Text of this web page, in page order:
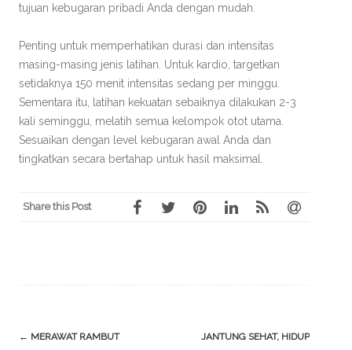
tujuan kebugaran pribadi Anda dengan mudah.
Penting untuk memperhatikan durasi dan intensitas
masing-masing jenis latihan. Untuk kardio, targetkan
setidaknya 150 menit intensitas sedang per minggu.
Sementara itu, latihan kekuatan sebaiknya dilakukan 2-3
kali seminggu, melatih semua kelompok otot utama.
Sesuaikan dengan level kebugaran awal Anda dan
tingkatkan secara bertahap untuk hasil maksimal.
Share this Post
Post
← MERAWAT RAMBUT
JANTUNG SEHAT, HIDUP